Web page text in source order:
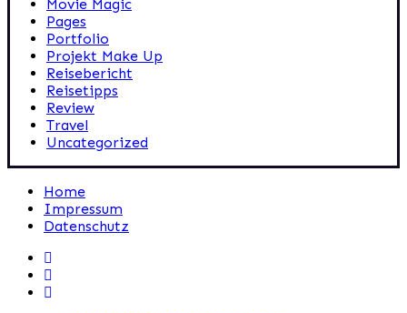
Movie Magic
Pages
Portfolio
Projekt Make Up
Reisebericht
Reisetipps
Review
Travel
Uncategorized
Home
Impressum
Datenschutz